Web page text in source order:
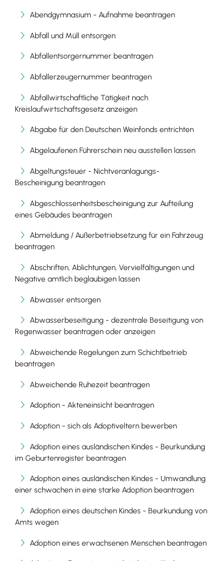
Abendgymnasium - Aufnahme beantragen
Abfall und Müll entsorgen
Abfallentsorgernummer beantragen
Abfallerzeugernummer beantragen
Abfallwirtschaftliche Tätigkeit nach
Kreislaufwirtschaftsgesetz anzeigen
Abgabe für den Deutschen Weinfonds entrichten
Abgelaufenen Führerschein neu ausstellen lassen
Abgeltungsteuer - Nichtveranlagungs-
Bescheinigung beantragen
Abgeschlossenheitsbescheinigung zur Aufteilung
eines Gebäudes beantragen
Abmeldung / Außerbetriebsetzung für ein Fahrzeug
beantragen
Abschriften, Ablichtungen, Vervielfältigungen und
Negative amtlich beglaubigen lassen
Abwasser entsorgen
Abwasserbeseitigung - dezentrale Beseitigung von
Regenwasser beantragen oder anzeigen
Abweichende Regelungen zum Schichtbetrieb
beantragen
Abweichende Ruhezeit beantragen
Adoption - Akteneinsicht beantragen
Adoption - sich als Adoptiveltern bewerben
Adoption eines ausländischen Kindes - Beurkundung
im Geburtenregister beantragen
Adoption eines ausländischen Kindes - Umwandlung
einer schwachen in eine starke Adoption beantragen
Adoption eines deutschen Kindes - Beurkundung von
Amts wegen
Adoption eines erwachsenen Menschen beantragen